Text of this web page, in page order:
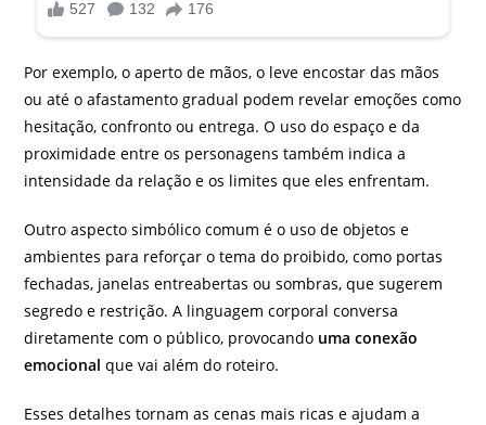
Por exemplo, o aperto de mãos, o leve encostar das mãos
ou até o afastamento gradual podem revelar emoções como
hesitação, confronto ou entrega. O uso do espaço e da
proximidade entre os personagens também indica a
intensidade da relação e os limites que eles enfrentam.
Outro aspecto simbólico comum é o uso de objetos e
ambientes para reforçar o tema do proibido, como portas
fechadas, janelas entreabertas ou sombras, que sugerem
segredo e restrição. A linguagem corporal conversa
diretamente com o público, provocando uma conexão
emocional que vai além do roteiro.
Esses detalhes tornam as cenas mais ricas e ajudam a